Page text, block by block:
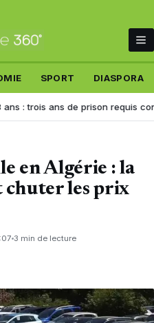
SPORT DIASPORA
de prison requis contre
en Algérie : la
chuter les prix
3 min de lecture